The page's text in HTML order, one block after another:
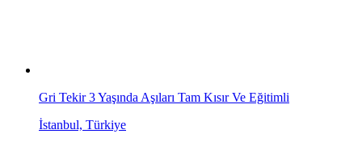
Gri Tekir 3 Yaşında Aşıları Tam Kısır Ve Eğitimli
İstanbul, Türkiye